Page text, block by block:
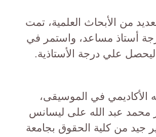
من الأبحاث العلمية، تمت
أستاذ مساعد، واستمر في
ليحصل علي درجة الأستاذية.
الأكاديمي في الموسيقى،
محمد عبد الله على ليسانس
جيد من كلية الحقوق بجامعة